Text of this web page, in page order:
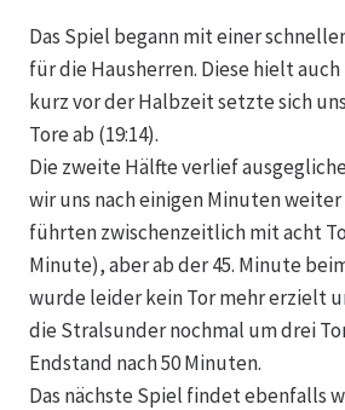
Das Spiel begann mit einer
für die Hausherren. Diese hielt
kurz vor der Halbzeit setzte sich
Tore ab (19:14).
Die zweite Hälfte verlief
wir uns nach einigen Minuten
führten zwischenzeitlich mit acht
Minute), aber ab der 45. Minute
wurde leider kein Tor mehr erzielt
die Stralsunder nochmal um drei
Endstand nach 50 Minuten.
Das nächste Spiel findet ebenfalls